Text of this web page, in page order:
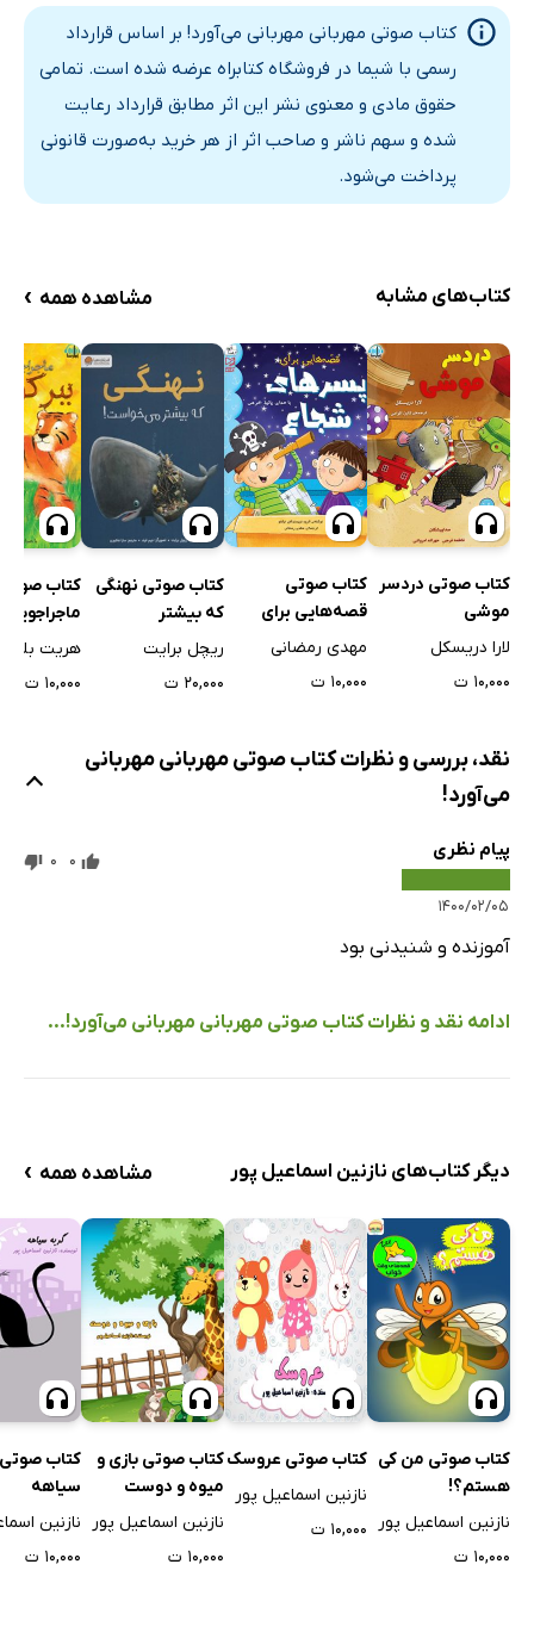
کتاب صوتی مهربانی مهربانی می‌آورد! بر اساس قرارداد
رسمی با شیما در فروشگاه کتابراه عرضه شده است. تمامی
حقوق مادی و معنوی نشر این اثر مطابق قرارداد رعایت
شده و سهم ناشر و صاحب اثر از هر خرید به‌صورت قانونی
پرداخت می‌شود.
کتاب‌های مشابه مشاهده همه ›
کتاب صوتی دردسر
موشی
لارا دریسکل
۱۰,۰۰۰ ت
کتاب صوتی
قصه‌هایی برای
پسرهای شجاع
مهدی رمضانی
۱۰,۰۰۰ ت
کتاب صوتی نهنگی
که بیشتر
می‌خواست!
ریچل برایت
۲۰,۰۰۰ ت
کتاب صوتی
کوچولو
هریت
۱۰,۰۰۰ ت
نقد، بررسی و نظرات کتاب صوتی مهربانی مهربانی
می‌آورد!
پیام نظری
۱۴۰۰/۰۲/۰۵
0
0
آموزنده و شنیدنی بود
ادامه نقد و نظرات کتاب صوتی مهربانی مهربانی می‌آورد!...
دیگر کتاب‌های نازنین اسماعیل پور مشاهده همه ›
کتاب صوتی من کی
هستم؟!
نازنین اسماعیل پور
۱۰,۰۰۰ ت
کتاب صوتی عروسک
نازنین اسماعیل پور
۱۰,۰۰۰ ت
کتاب صوتی بازی و
میوه و دوست
نازنین اسماعیل پور
۱۰,۰۰۰ ت
کتاب صوتی
سیاهه
نازنین
۱۰,۰۰۰ ت